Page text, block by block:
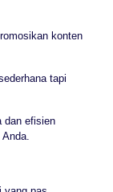
konten
tapi
dan efisien